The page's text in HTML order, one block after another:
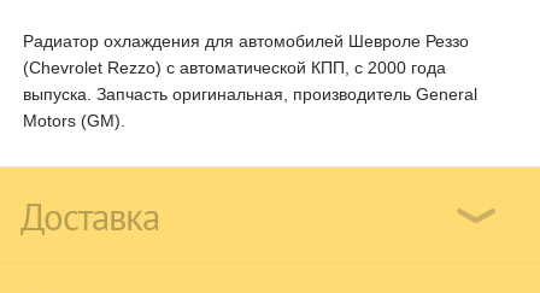
Радиатор охлаждения для автомобилей Шевроле Реззо
(Chevrolet Rezzo) с автоматической КПП, с 2000 года
выпуска. Запчасть оригинальная, производитель General
Motors (GM).
Доставка